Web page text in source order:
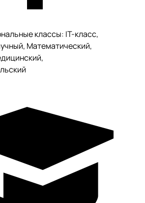
классы: IT-класс,
Математический,